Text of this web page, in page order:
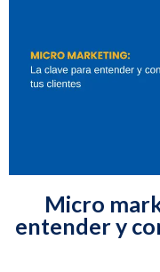
Micro
entender y